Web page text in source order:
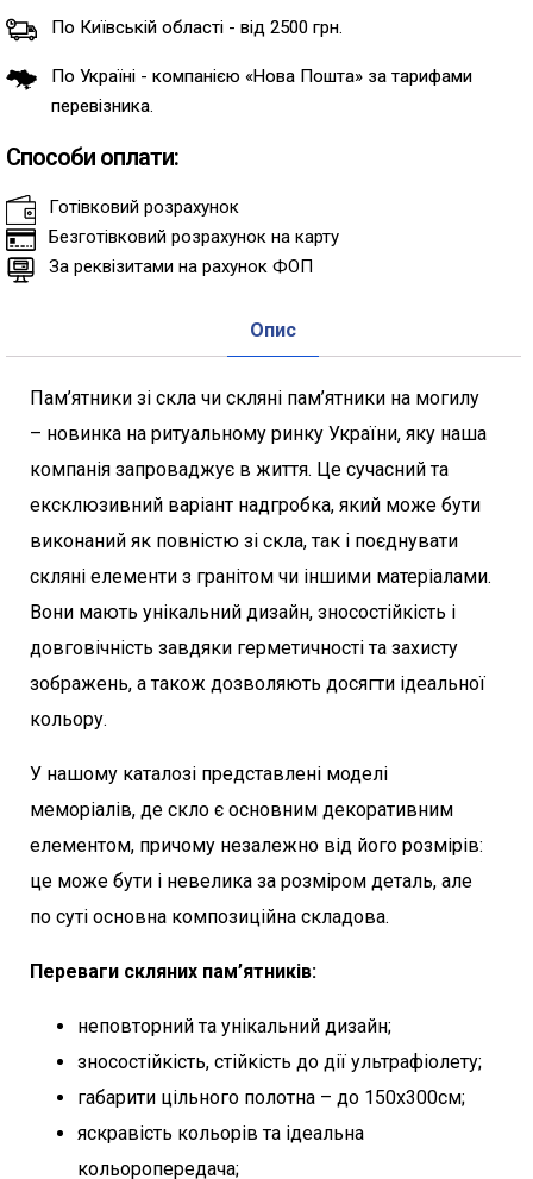
По Київській області - від 2500 грн.
По Україні - компанією «Нова Пошта» за тарифами
перевізника.
Способи оплати:
Готівковий розрахунок
Безготівковий розрахунок на карту
За реквізитами на рахунок ФОП
Опис
Пам’ятники зі скла чи скляні пам’ятники на могилу
– новинка на ритуальному ринку України, яку наша
компанія запроваджує в життя. Це сучасний та
ексклюзивний варіант надгробка, який може бути
виконаний як повністю зі скла, так і поєднувати
скляні елементи з гранітом чи іншими матеріалами.
Вони мають унікальний дизайн, зносостійкість і
довговічність завдяки герметичності та захисту
зображень, а також дозволяють досягти ідеальної
кольору.
У нашому каталозі представлені моделі
меморіалів, де скло є основним декоративним
елементом, причому незалежно від його розмірів:
це може бути і невелика за розміром деталь, але
по суті основна композиційна складова.
Переваги скляних пам’ятників:
неповторний та унікальний дизайн;
зносостійкість, стійкість до дії ультрафіолету;
габарити цільного полотна – до 150х300см;
яскравість кольорів та ідеальна
кольоропередача;